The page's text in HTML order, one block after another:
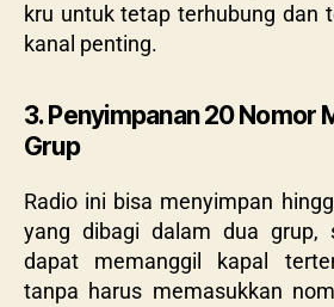
kru untuk tetap terhubung dan
kanal penting.
3. Penyimpanan 20 Nomor
Grup
Radio ini bisa menyimpan
yang dibagi dalam dua grup,
dapat memanggil kapal
tanpa harus memasukkan